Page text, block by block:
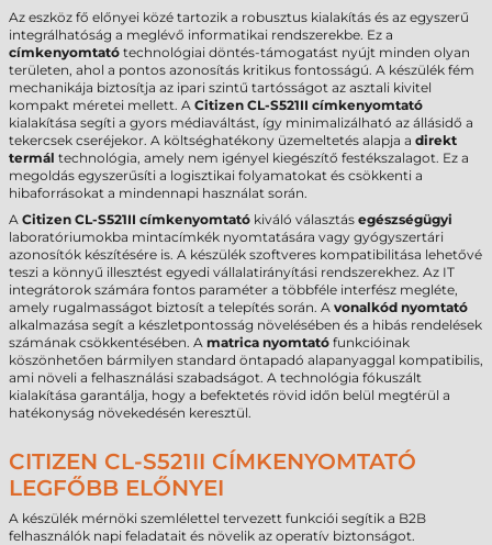
Az eszköz fő előnyei közé tartozik a robusztus kialakítás és az egyszerű
integrálhatóság a meglévő informatikai rendszerekbe. Ez a
címkenyomtató technológiai döntés-támogatást nyújt minden olyan
területen, ahol a pontos azonosítás kritikus fontosságú. A készülék fém
mechanikája biztosítja az ipari szintű tartósságot az asztali kivitel
kompakt méretei mellett. A Citizen CL-S521II címkenyomtató
kialakítása segíti a gyors médiaváltást, így minimalizálható az állásidő a
tekercsek cseréjekor. A költséghatékony üzemeltetés alapja a direkt
termál technológia, amely nem igényel kiegészítő festékszalagot. Ez a
megoldás egyszerűsíti a logisztikai folyamatokat és csökkenti a
hibaforrásokat a mindennapi használat során.
A Citizen CL-S521II címkenyomtató kiváló választás egészségügyi
laboratóriumokba mintacímkék nyomtatására vagy gyógyszertári
azonosítók készítésére is. A készülék szoftveres kompatibilitása lehetővé
teszi a könnyű illesztést egyedi vállalatirányítási rendszerekhez. Az IT
integrátorok számára fontos paraméter a többféle interfész megléte,
amely rugalmasságot biztosít a telepítés során. A vonalkód nyomtató
alkalmazása segít a készletpontosság növelésében és a hibás rendelések
számának csökkentésében. A matrica nyomtató funkcióinak
köszönhetően bármilyen standard öntapadó alapanyaggal kompatibilis,
ami növeli a felhasználási szabadságot. A technológia fókuszált
kialakítása garantálja, hogy a befektetés rövid időn belül megtérül a
hatékonyság növekedésén keresztül.
CITIZEN CL-S521II CÍMKENYOMTATÓ
LEGFŐBB ELŐNYEI
A készülék mérnöki szemlélettel tervezett funkciói segítik a B2B
felhasználók napi feladatait és növelik az operatív biztonságot.